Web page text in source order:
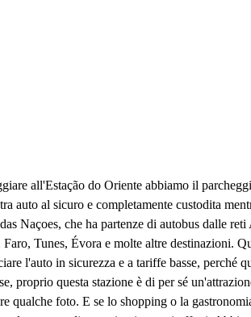
all'Estação do Oriente abbiamo il
auto al sicuro e completamente custodita
Naçoes, che ha partenze di autobus dalle
Tunes, Évora e molte altre destinazioni.
l'auto in sicurezza e a tariffe basse,
proprio questa stazione è di per sé
qualche foto. E se lo shopping o la